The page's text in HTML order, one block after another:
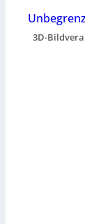
3D-